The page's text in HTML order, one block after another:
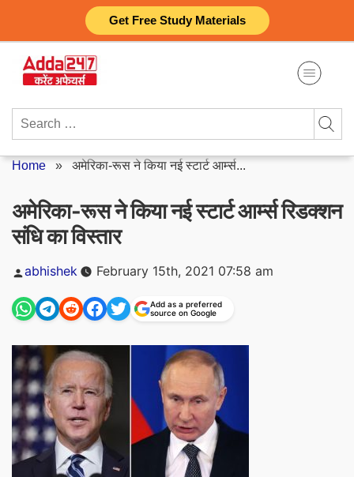
Get Free Study Materials
content
Search
Home » अमेरिका-रूस ने किया नई स्टार्ट आर्म्स...
अमेरिका-रूस ने किया नई स्टार्ट आर्म्स रिडक्शन
संधि का विस्तार
Posted
by
abhishek February 15th, 2021 07:58 am
Add as a preferred
source on Google